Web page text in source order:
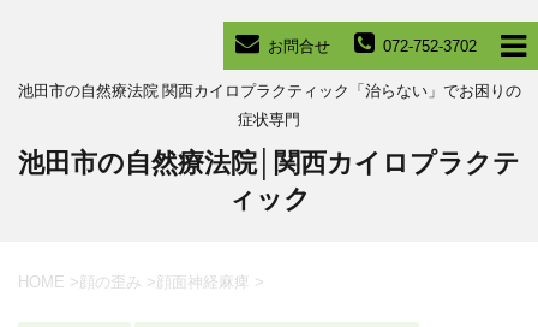
072-752-3702
お問合せ
池田市の自然療法院 関西カイロプラクティック「治らない」でお困りの
症状専門
池田市の自然療法院│関西カイロプラクテ
ィック
HOME >顔の歪み >顔面神経麻痺 >